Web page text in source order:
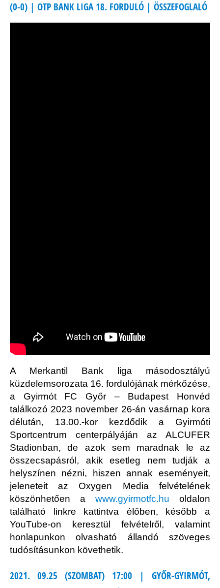
(0-0) | OTP BANK LIGA 18. FORDULÓ | ÖSSZEFOGLALÓ
A Merkantil Bank liga másodosztályú
küzdelemsorozata 16. fordulójának mérkőzése,
a Gyirmót FC Győr – Budapest Honvéd
találkozó 2023 november 26-án vasárnap kora
délután, 13.00.-kor kezdődik a Gyirmóti
Sportcentrum centerpályáján az ALCUFER
Stadionban, de azok sem maradnak le az
összecsapásról, akik esetleg nem tudják a
helyszínen nézni, hiszen annak eseményeit,
jeleneteit az Oxygen Media felvételének
köszönhetően a www.gyirmotfc.hu oldalon
található linkre kattintva élőben, később a
YouTube-on keresztül felvételről, valamint
honlapunkon olvasható állandó szöveges
tudósításunkon követhetik.
2021. 09.25 (SZOMBAT) 17:00 | GYŐR-GYIRMÓT,